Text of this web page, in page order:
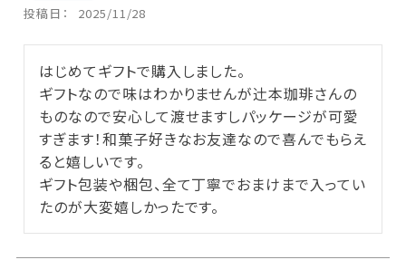
投稿日 2025/11/28
はじめてギフトで購入しました。
ギフトなので味はわかりませんが辻󠄀本珈琲さんの
ものなので安心して渡せますしパッケージが可愛
すぎます！和菓子好きなお友達なので喜んでもらえ
ると嬉しいです。
ギフト包装や梱包、全て丁寧でおまけまで入ってい
たのが大変嬉しかったです。